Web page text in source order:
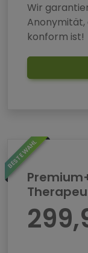
Wir
Anonymität,
konform ist!
BESTE WAHL